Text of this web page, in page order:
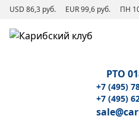
USD 86,3 руб. EUR 99,6 руб. ПН
РТО
+7 (495)
+7 (495)